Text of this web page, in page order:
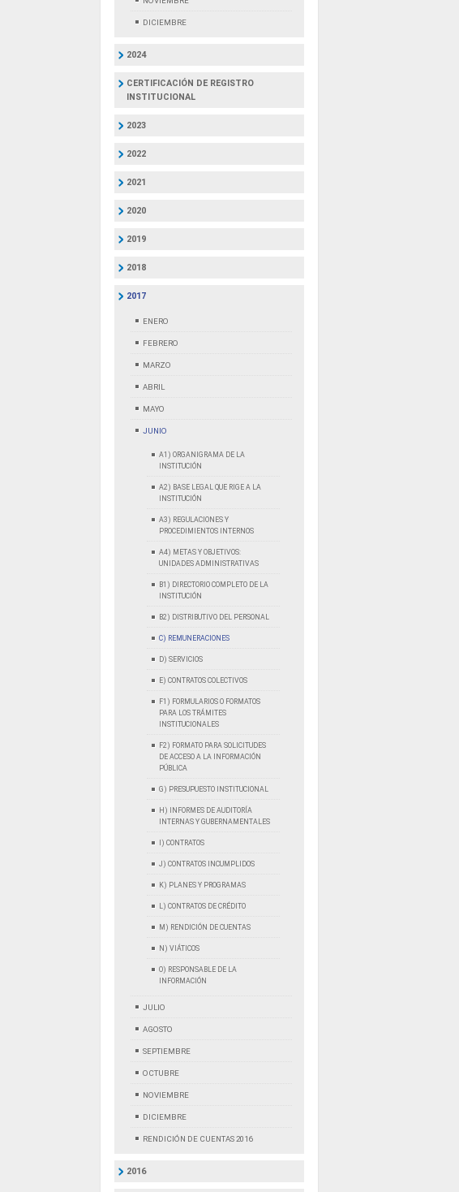
DICIEMBRE
2024
CERTIFICACIÓN DE REGISTRO
INSTITUCIONAL
2023
2022
2021
2020
2019
2018
2017
ENERO
FEBRERO
MARZO
ABRIL
MAYO
JUNIO
A1) ORGANIGRAMA DE LA
INSTITUCIÓN
A2) BASE LEGAL QUE RIGE A LA
INSTITUCIÓN
A3) REGULACIONES Y
PROCEDIMIENTOS INTERNOS
A4) METAS Y OBJETIVOS:
UNIDADES ADMINISTRATIVAS
B1) DIRECTORIO COMPLETO DE LA
INSTITUCIÓN
B2) DISTRIBUTIVO DEL PERSONAL
C) REMUNERACIONES
D) SERVICIOS
E) CONTRATOS COLECTIVOS
F1) FORMULARIOS O FORMATOS
PARA LOS TRÁMITES
INSTITUCIONALES
F2) FORMATO PARA SOLICITUDES
DE ACCESO A LA INFORMACIÓN
PÚBLICA
G) PRESUPUESTO INSTITUCIONAL
H) INFORMES DE AUDITORÍA
INTERNAS Y GUBERNAMENTALES
I) CONTRATOS
J) CONTRATOS INCUMPLIDOS
K) PLANES Y PROGRAMAS
L) CONTRATOS DE CRÉDITO
M) RENDICIÓN DE CUENTAS
N) VIÁTICOS
O) RESPONSABLE DE LA
INFORMACIÓN
JULIO
AGOSTO
SEPTIEMBRE
OCTUBRE
NOVIEMBRE
DICIEMBRE
RENDICIÓN DE CUENTAS 2016
2016